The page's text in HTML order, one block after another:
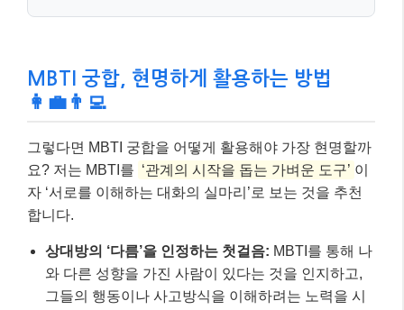
상대방의 ‘다름’을 인정하는 첫걸음:MBTI를 통해 나
작할 수 있습니다. 예를 들어, T(사고) 유형의 친구가
감정적인 위로 대신 문제 해결책을 제시할 때, ‘아, 저
거구나’ 하고 이해할 수 있게 되죠.
대화의 물꼬를 트는 아이스브레이커:처음 만난 사람
과 어색함을 풀 때 MBTI는 훌륭한 대화 주제가 됩니
다. 서로의 유형을 이야기하고, 그 유형의 특징에 대
해 공감하거나 다른 점을 이야기하면서 자연스럽게
친밀감을 형성할 수 있습니다.
자기 이해의 도구:MBTI는 나 자신을 더 잘 이해하는